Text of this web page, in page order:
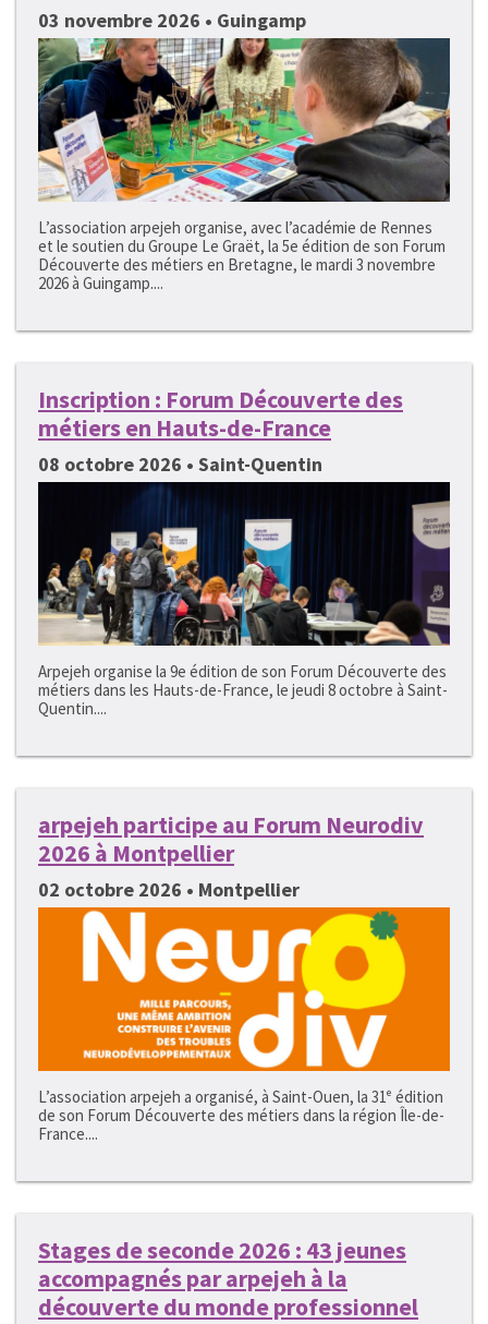
03 novembre 2026 • Guingamp
L’association arpejeh organise, avec l’académie de Rennes
et le soutien du Groupe Le Graët, la 5e édition de son Forum
Découverte des métiers en Bretagne, le mardi 3 novembre
2026 à Guingamp....
Inscription : Forum Découverte des
métiers en Hauts-de-France
08 octobre 2026 • Saint-Quentin
Arpejeh organise la 9e édition de son Forum Découverte des
métiers dans les Hauts-de-France, le jeudi 8 octobre à Saint-
Quentin....
arpejeh participe au Forum Neurodiv
2026 à Montpellier
02 octobre 2026 • Montpellier
L’association arpejeh a organisé, à Saint-Ouen, la 31ᵉ édition
de son Forum Découverte des métiers dans la région Île-de-
France....
Stages de seconde 2026 : 43 jeunes
accompagnés par arpejeh à la
découverte du monde professionnel